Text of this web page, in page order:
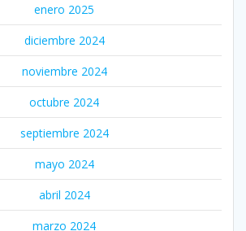
enero 2025
diciembre 2024
noviembre 2024
octubre 2024
septiembre 2024
mayo 2024
abril 2024
marzo 2024